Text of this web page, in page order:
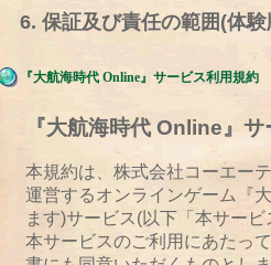
『大航海時代 Online』サービス利用規約